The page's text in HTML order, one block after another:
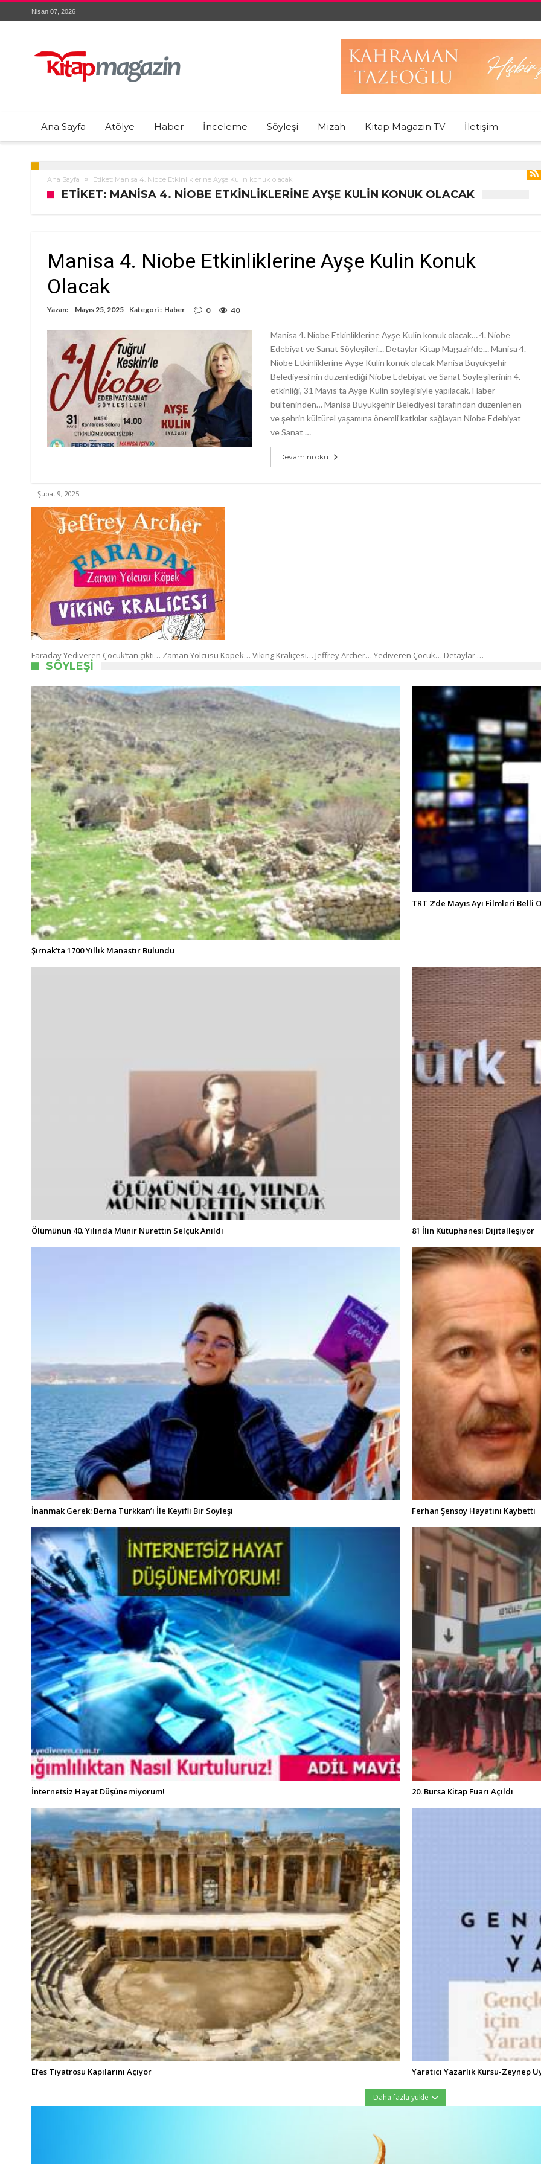
Nisan 07, 2026
Ana Sayfa Atölye Haber İnceleme Söyleşi Mizah Kitap Magazin TV İletişim
Ana Sayfa Etiket: Manisa 4. Niobe Etkinliklerine Ayşe Kulin konuk olacak
ETIKET: MANISA 4. NIOBE ETKINLIKLERINE AYŞE KULIN KONUK OLACAK
Manisa 4. Niobe Etkinliklerine Ayşe Kulin Konuk
Olacak
Yazan: Mayıs 25, 2025 Kategori : Haber 0 40
Manisa 4. Niobe Etkinliklerine Ayşe Kulin konuk olacak… 4. Niobe
Edebiyat ve Sanat Söyleşileri… Detaylar Kitap Magazin‘de… Manisa 4.
Niobe Etkinliklerine Ayşe Kulin konuk olacak Manisa Büyükşehir
Belediyesi’nin düzenlediği Niobe Edebiyat ve Sanat Söyleşilerinin 4.
etkinliği, 31 Mayıs’ta Ayşe Kulin söyleşisiyle yapılacak. Haber
bülteninden… Manisa Büyükşehir Belediyesi tarafından düzenlenen
ve şehrin kültürel yaşamına önemli katkılar sağlayan Niobe Edebiyat
ve Sanat …
Devamını oku
Şubat 9, 2025
Faraday Yediveren Çocuk’tan çıktı… Zaman Yolcusu Köpek… Viking Kraliçesi… Jeffrey Archer… Yediveren Çocuk… Detaylar …
SÖYLEŞI
Şırnak’ta 1700 Yıllık Manastır Bulundu
TRT 2’de Mayıs Ayı Filmleri Belli
Ölümünün 40. Yılında Münir Nurettin Selçuk Anıldı 81 İlin Kütüphanesi Dijitalleşiyor
İnanmak Gerek: Berna Türkkan’ı İle Keyifli Bir Söyleşi Ferhan Şensoy Hayatını Kaybetti
İnternetsiz Hayat Düşünemiyorum! 20. Bursa Kitap Fuarı Açıldı
Efes Tiyatrosu Kapılarını Açıyor Yaratıcı Yazarlık Kursu-Zeynep
Daha fazla yükle